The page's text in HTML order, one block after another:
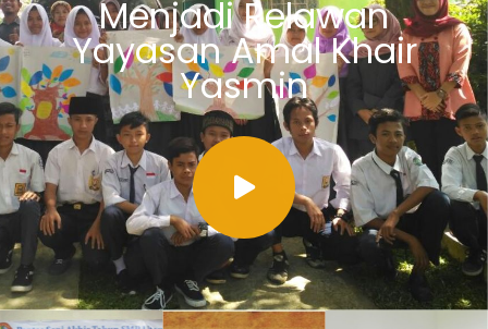
Menjadi Relawan
Yayasan Amal Khair
Yasmin